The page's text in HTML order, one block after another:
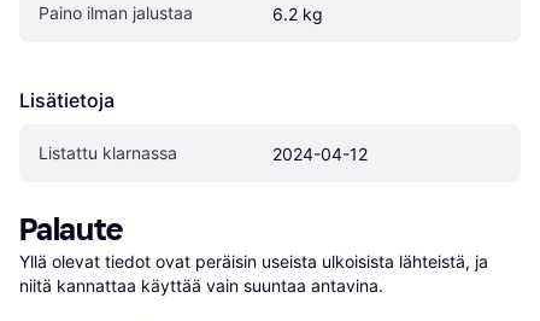
Paino ilman jalustaa 6.2 kg
Lisätietoja
Listattu klarnassa 2024-04-12
Palaute
Yllä olevat tiedot ovat peräisin useista ulkoisista lähteistä, ja
niitä kannattaa käyttää vain suuntaa antavina.